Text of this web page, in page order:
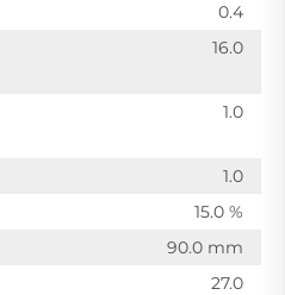
0.4
16.0
1.0
1.0
15.0 %
90.0 mm
27.0